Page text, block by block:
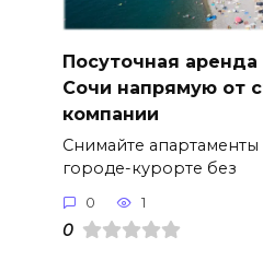
Посуточная аренда
Сочи напрямую от
компании
Снимайте
городе-курорте без
0 1
0